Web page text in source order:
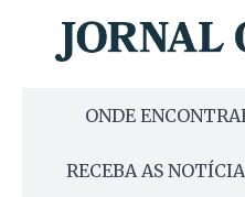
ONDE
RECEBA AS